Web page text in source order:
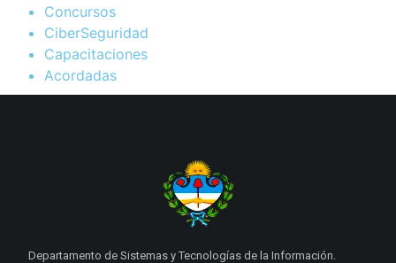
Concursos
CiberSeguridad
Capacitaciones
Acordadas
Departamento de Sistemas y Tecnologías de la Información.